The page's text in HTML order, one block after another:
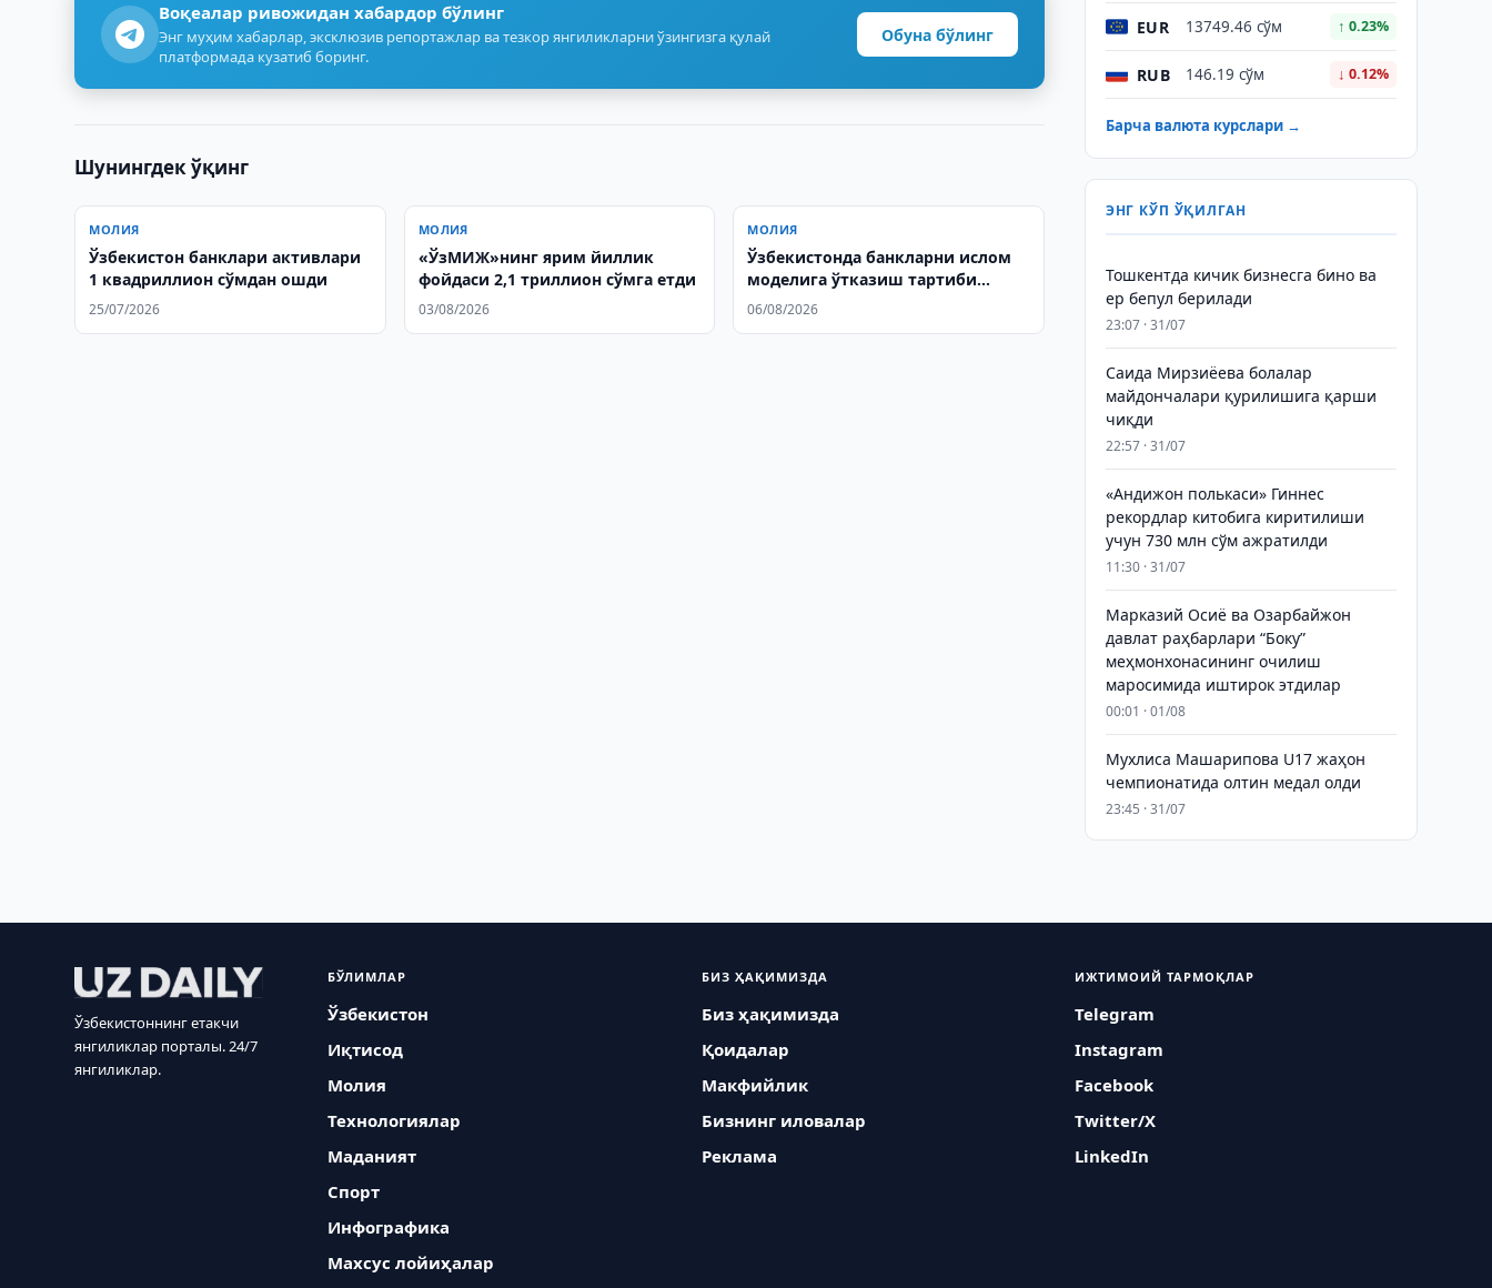
Воқеалар ривожидан хабардор бўлинг
Энг муҳим хабарлар, эксклюзив репортажлар ва тезкор янгиликларни ўзингизга қулай
платформада кузатиб боринг.
Обуна бўлинг
Шунингдек ўқинг
МОЛИЯ
Ўзбекистон банклари активлари
1 квадриллион сўмдан ошди
25/07/2026
МОЛИЯ
«ЎзМИЖ»нинг ярим йиллик
фойдаси 2,1 триллион сўмга етди
03/08/2026
МОЛИЯ
Ўзбекистонда банкларни ислом
моделига ўтказиш тартиби
тасдиқланди
06/08/2026
EUR 13749.46 сўм ↑ 0.23%
RUB 146.19 сўм ↓ 0.12%
Барча валюта курслари →
ЭНГ КЎП ЎҚИЛГАН
Тошкентда кичик бизнесга бино ва
ер бепул берилади
23:07 · 31/07
Саида Мирзиёева болалар
майдончалари қурилишига қарши
чиқди
22:57 · 31/07
«Андижон полькаси» Гиннес
рекордлар китобига киритилиши
учун 730 млн сўм ажратилди
11:30 · 31/07
Марказий Осиё ва Озарбайжон
давлат раҳбарлари “Боку”
меҳмонхонасининг очилиш
маросимида иштирок этдилар
00:01 · 01/08
Мухлиса Машарипова U17 жаҳон
чемпионатида олтин медал олди
23:45 · 31/07
Ўзбекистоннинг етакчи
янгиликлар порталы. 24/7
янгиликлар.
БЎЛИМЛАР
Ўзбекистон
Иқтисод
Молия
Технологиялар
Маданият
Спорт
Инфографика
Махсус лойиҳалар
БИЗ ҲАҚИМИЗДА
Биз ҳақимизда
Қоидалар
Макфийлик
Бизнинг иловалар
Реклама
ИЖТИМОИЙ ТАРМОҚЛАР
Telegram
Instagram
Facebook
Twitter/X
LinkedIn